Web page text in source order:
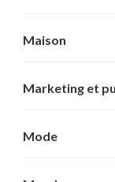
Maison
Marketing et
Mode